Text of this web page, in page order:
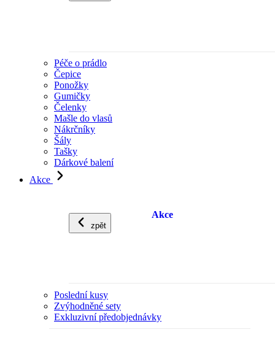
Péče o prádlo
Čepice
Ponožky
Gumičky
Čelenky
Mašle do vlasů
Nákrčníky
Šály
Tašky
Dárkové balení
Akce
zpět
Akce
Poslední kusy
Zvýhodněné sety
Exkluzivní předobjednávky